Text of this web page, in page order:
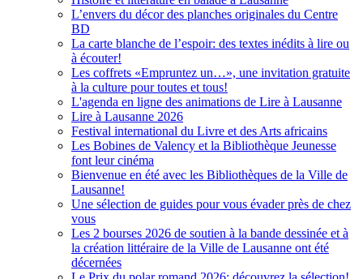
L’envers du décor des planches originales du Centre
BD
La carte blanche de l’espoir: des textes inédits à lire ou
à écouter!
Les coffrets «Empruntez un…», une invitation gratuite
à la culture pour toutes et tous!
L'agenda en ligne des animations de Lire à Lausanne
Lire à Lausanne 2026
Festival international du Livre et des Arts africains
Les Bobines de Valency et la Bibliothèque Jeunesse
font leur cinéma
Bienvenue en été avec les Bibliothèques de la Ville de
Lausanne!
Une sélection de guides pour vous évader près de chez
vous
Les 2 bourses 2026 de soutien à la bande dessinée et à
la création littéraire de la Ville de Lausanne ont été
décernées